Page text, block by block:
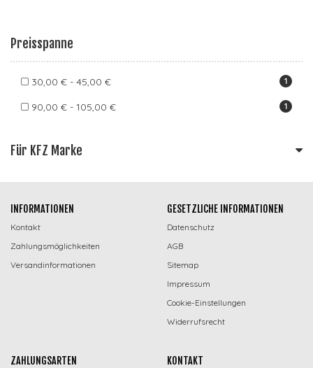
Preisspanne
1
30,00 € - 45,00 €
1
90,00 € - 105,00 €
Für KFZ Marke
INFORMATIONEN
Kontakt
Zahlungsmöglichkeiten
Versandinformationen
GESETZLICHE INFORMATIONEN
Datenschutz
AGB
Sitemap
Impressum
Cookie-Einstellungen
Widerrufsrecht
ZAHLUNGSARTEN KONTAKT